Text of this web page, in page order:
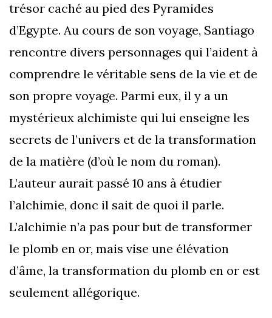
trésor caché au pied des Pyramides
d’Egypte. Au cours de son voyage, Santiago
rencontre divers personnages qui l’aident à
comprendre le véritable sens de la vie et de
son propre voyage. Parmi eux, il y a un
mystérieux alchimiste qui lui enseigne les
secrets de l’univers et de la transformation
de la matière (d’où le nom du roman).
L’auteur aurait passé 10 ans à étudier
l’alchimie, donc il sait de quoi il parle.
L’alchimie n’a pas pour but de transformer
le plomb en or, mais vise une élévation
d’âme, la transformation du plomb en or est
seulement allégorique.